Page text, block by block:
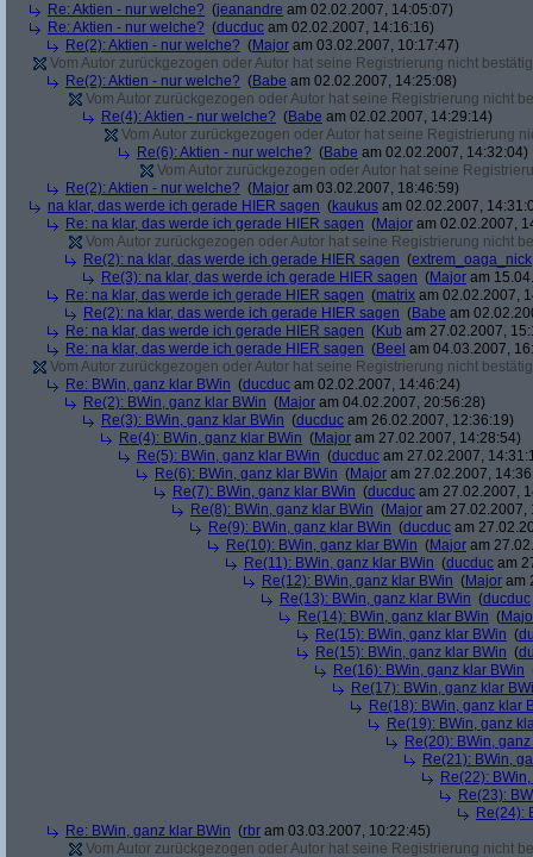
Re: Aktien - nur welche? (jeanandre am 02.02.2007, 14:05:07)
Re: Aktien - nur welche? (ducduc am 02.02.2007, 14:16:16)
Re(2): Aktien - nur welche? (Major am 03.02.2007, 10:17:47)
Vom Autor zurückgezogen oder Autor hat seine Registrierung nicht
Re(2): Aktien - nur welche? (Babe am 02.02.2007, 14:25:08)
Vom Autor zurückgezogen oder Autor hat seine Registrierung nicht
Re(4): Aktien - nur welche? (Babe am 02.02.2007, 14:29:14)
Vom Autor zurückgezogen oder Autor hat seine Registrierung
Re(6): Aktien - nur welche? (Babe am 02.02.2007, 14:32:04)
Vom Autor zurückgezogen oder Autor hat seine
Re(2): Aktien - nur welche? (Major am 03.02.2007, 18:46:59)
na klar, das werde ich gerade HIER sagen (kaukus am 02.02.2007,
Re: na klar, das werde ich gerade HIER sagen (Major am 02.02.2007,
Vom Autor zurückgezogen oder Autor hat seine Registrierung nicht
Re(2): na klar, das werde ich gerade HIER sagen (extrem_oaga_nick
Re(3): na klar, das werde ich gerade HIER sagen (Major am
Re: na klar, das werde ich gerade HIER sagen (matrix am 02.02.2007,
Re(2): na klar, das werde ich gerade HIER sagen (Babe am
Re: na klar, das werde ich gerade HIER sagen (Kub am 27.02.2007,
Re: na klar, das werde ich gerade HIER sagen (Beel am 04.03.2007,
Vom Autor zurückgezogen oder Autor hat seine Registrierung nicht
Re: BWin, ganz klar BWin (ducduc am 02.02.2007, 14:46:24)
Re(2): BWin, ganz klar BWin (Major am 04.02.2007, 20:56:28)
Re(3): BWin, ganz klar BWin (ducduc am 26.02.2007, 12:36:19)
Re(4): BWin, ganz klar BWin (Major am 27.02.2007, 14:28:54)
Re(5): BWin, ganz klar BWin (ducduc am 27.02.2007,
Re(6): BWin, ganz klar BWin (Major am 27.02.2007,
Re(7): BWin, ganz klar BWin (ducduc am 27.02.2007,
Re(8): BWin, ganz klar BWin (Major am 27.02.2007,
Re(9): BWin, ganz klar BWin (ducduc am
Re(10): BWin, ganz klar BWin (Major am
Re(11): BWin, ganz klar BWin (ducduc am
Re(12): BWin, ganz klar BWin (Major am
Re(13): BWin, ganz klar BWin (ducduc
Re(14): BWin, ganz klar BWin (
Re(15): BWin, ganz klar BWin (
Re(15): BWin, ganz klar BWin (
Re(16): BWin, ganz klar BWin
Re(17): BWin, ganz klar
Re(18): BWin, ganz klar
Re(19): BWin, ganz
Re(20): BWin,
Re(21): BWin,
Re(22):
Re(23):
Re(24):
Re: BWin, ganz klar BWin (rbr am 03.03.2007, 10:22:45)
Vom Autor zurückgezogen oder Autor hat seine Registrierung nicht